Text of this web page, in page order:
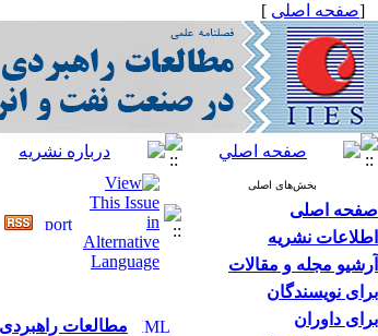
[صفحه اصلی ]
بخش‌های اصلی
صفحه اصلی
اطلاعات نشریه
آرشیو مجله و مقالات
برای نویسندگان
برای داوران
مطالعات